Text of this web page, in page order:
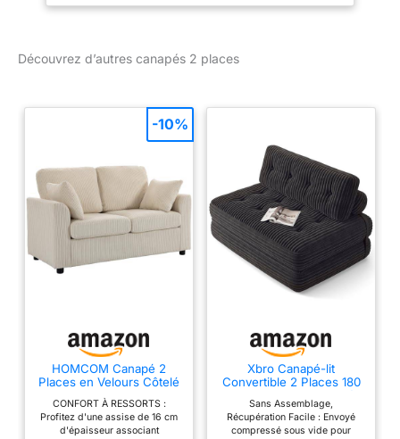
d'élégance à votre
passer du temps avec
pour ne pas prendre trop
de place. GRAND
CONFORT : Ce petit
canapé 2 places vous
offre la douceur, la haute
résilience et le soutien
que vous méritez avec
son tissu respirant au
toucher lin, ses coussins
de siège rembourrés en
coussins de dossier
rembourrés. POCHE DE
RANGEMENT : Gardez
votre salon sans
encombrement avec les
Découvrez d’autres canapés 2 places
HOMCOM Canapé 2
Places en Velours Côtelé
144 cm Moderne 2
Oreillers Beige
CONFORT À RESSORTS :
Profitez d'une assise de 16 cm
d'épaisseur associant
-10%
Xbro Canapé-lit
Convertible 2 Places 180
de Sol Convertible,
Matelas Pliant Sofa en
Mousse à Mémoire de
Sans Assemblage,
Récupération Facile : Envoyé
compressé sous vide pour